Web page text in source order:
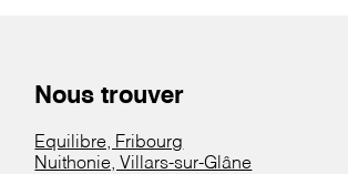
Nous trouver
Equilibre, Fribourg
Nuithonie, Villars-sur-Glâne